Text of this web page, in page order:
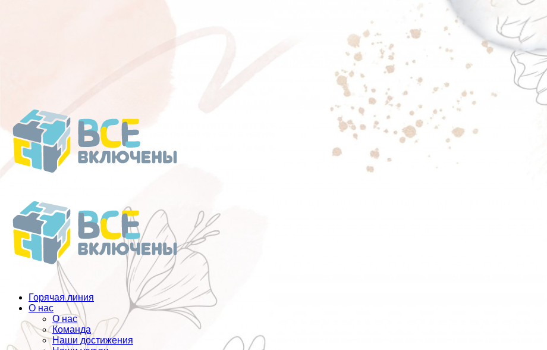
Горячая линия
О нас
О нас
Команда
Наши достижения